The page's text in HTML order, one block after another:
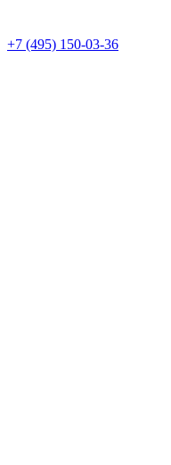
+7 (495) 150-03-36